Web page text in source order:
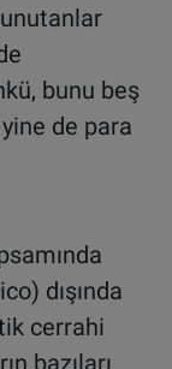
bunu beş
de para
dışında
cerrahi
bazıları